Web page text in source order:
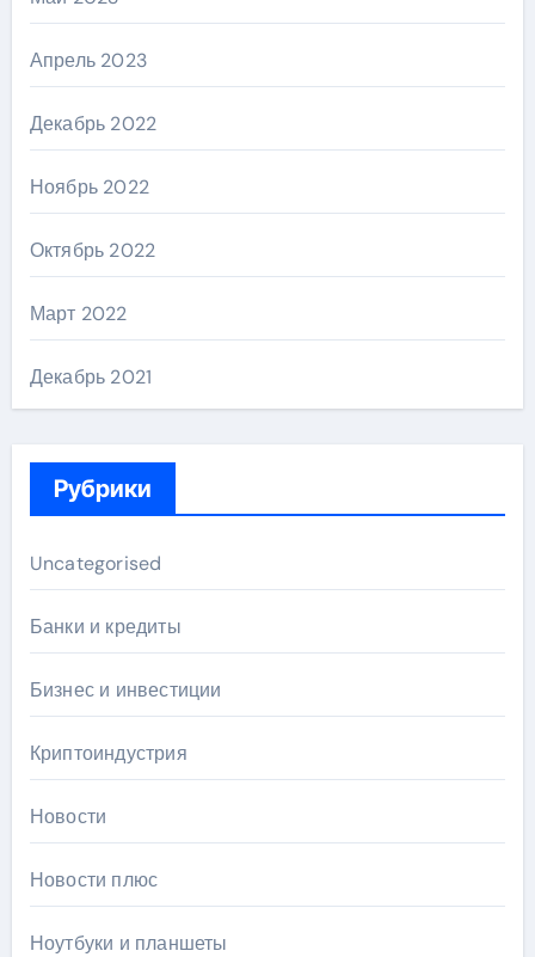
Апрель 2023
Декабрь 2022
Ноябрь 2022
Октябрь 2022
Март 2022
Декабрь 2021
Рубрики
Uncategorised
Банки и кредиты
Бизнес и инвестиции
Криптоиндустрия
Новости
Новости плюс
Ноутбуки и планшеты